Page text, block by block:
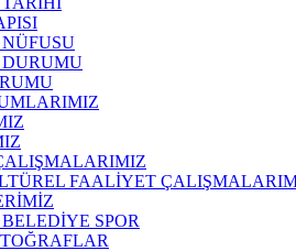
FAALİYET
SPOR